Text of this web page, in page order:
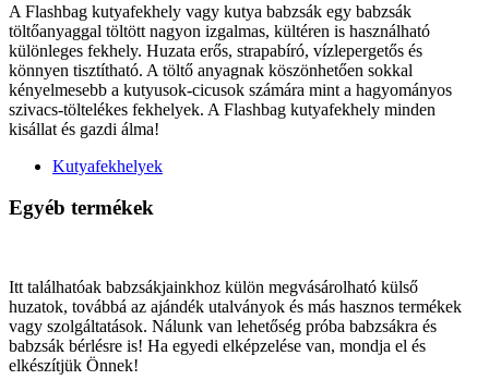
A Flashbag kutyafekhely vagy kutya babzsák egy babzsák
töltőanyaggal töltött nagyon izgalmas, kültéren is használható
különleges fekhely. Huzata erős, strapabíró, vízlepergetős és
könnyen tisztítható. A töltő anyagnak köszönhetően sokkal
kényelmesebb a kutyusok-cicusok számára mint a hagyományos
szivacs-töltelékes fekhelyek. A Flashbag kutyafekhely minden
kisállat és gazdi álma!
Kutyafekhelyek
Egyéb termékek
Itt találhatóak babzsákjainkhoz külön megvásárolható külső
huzatok, továbbá az ajándék utalványok és más hasznos termékek
vagy szolgáltatások. Nálunk van lehetőség próba babzsákra és
babzsák bérlésre is! Ha egyedi elképzelése van, mondja el és
elkészítjük Önnek!